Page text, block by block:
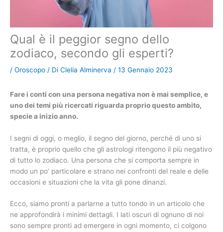
Qual è il peggior segno dello
zodiaco, secondo gli esperti?
/ Oroscopo / Di Clelia Alminerva / 13 Gennaio 2023
Fare i conti con una persona negativa non è mai semplice, e
uno dei temi più ricercati riguarda proprio questo ambito,
specie a inizio anno.
I segni di oggi, o meglio, il segno del giorno, perché di uno si
tratta, è proprio quello che gli astrologi ritengono il più negativo
di tutto lo zodiaco. Una persona che si comporta sempre in
modo un po’ particolare e strano nei confronti del reale e delle
occasioni e situazioni che la vita gli pone dinanzi.
Ecco, siamo pronti a parlarne a tutto tondo in un articolo che
ne approfondirà i minimi dettagli. I lati oscuri di ognuno di noi
sono sempre pronti ad emergere in ogni momento, ci colgono